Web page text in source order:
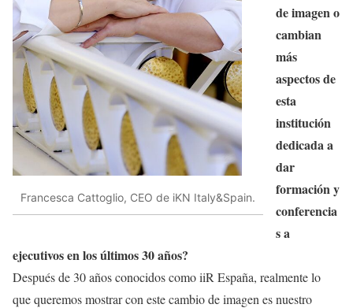
Francesca Cattoglio, CEO de iKN Italy&Spain.
de imagen o
cambian
más
aspectos de
esta
institución
dedicada a
dar
formación y
conferencia
s a
ejecutivos en los últimos 30 años?
Después de 30 años conocidos como iiR España, realmente lo
que queremos mostrar con este cambio de imagen es nuestro